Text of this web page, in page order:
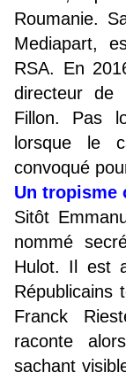
Roumanie.
Mediapart,
RSA. En
directeur de
Fillon. Pas
lorsque le
convoqué
Un tropisme
Sitôt
nommé
Hulot. Il est
Républicains
Franck
raconte
sachant